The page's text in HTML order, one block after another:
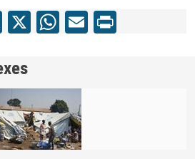
X WhatsApp
Email
Print